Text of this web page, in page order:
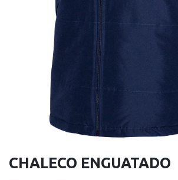
CHALECO ENGUATADO